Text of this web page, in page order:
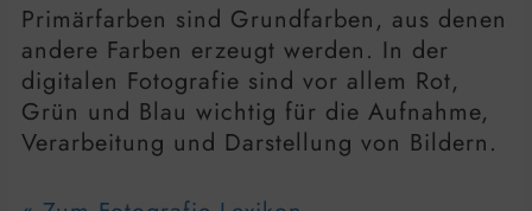
Primärfarben sind Grundfarben, aus denen
andere Farben erzeugt werden. In der
digitalen Fotografie sind vor allem Rot,
Grün und Blau wichtig für die Aufnahme,
Verarbeitung und Darstellung von Bildern.